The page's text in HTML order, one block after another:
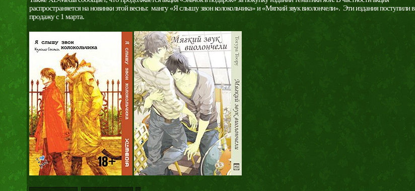
распространяется на новинки этой весны: мангу «Я слышу звон колокольчика» и «Мягкий звук виолончели». Эти издания поступили в
продажу с 1 марта.